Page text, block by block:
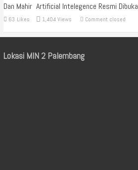
Dan Mahir Artificial Intelegence Resmi Dibuka
63 Likes 1,404 Views Comment closed
Lokasi MIN 2 Palembang